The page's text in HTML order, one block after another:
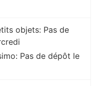
objets: Pas de
Pas de dépôt le